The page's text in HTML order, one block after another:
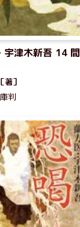
宇津木新吾 14 間
著］
判